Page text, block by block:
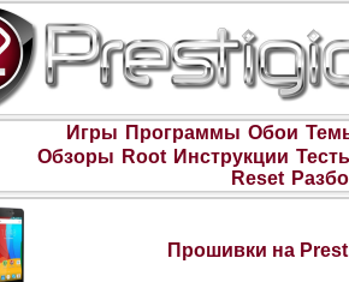
Игры Программы Обои
Обзоры Root Инструкции
Reset
Прошивки на